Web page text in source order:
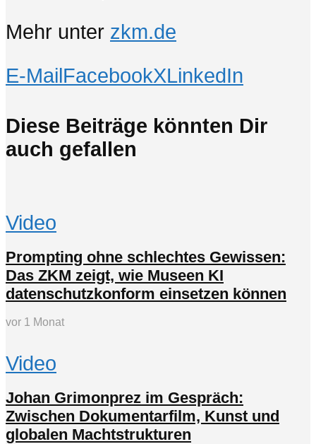
Mehr unter zkm.de
E-MailFacebookXLinkedIn
Diese Beiträge könnten Dir
auch gefallen
Video
Prompting ohne schlechtes Gewissen:
Das ZKM zeigt, wie Museen KI
datenschutzkonform einsetzen können
vor 1 Monat
Video
Johan Grimonprez im Gespräch:
Zwischen Dokumentarfilm, Kunst und
globalen Machtstrukturen